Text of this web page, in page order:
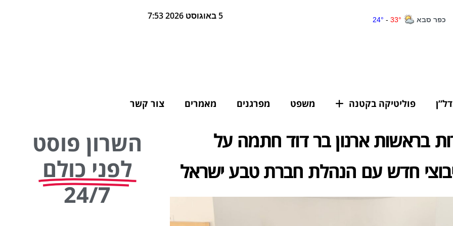
5 באוגוסט 2026 7:53
פוליטיקה בקטנה משפט מפרגנים מאמרים צור קשר
בראשות ארנון בר דוד חתמה על
חדש עם הנהלת חברת טבע ישראל
השרון פוסט
לפני כולם
24/7